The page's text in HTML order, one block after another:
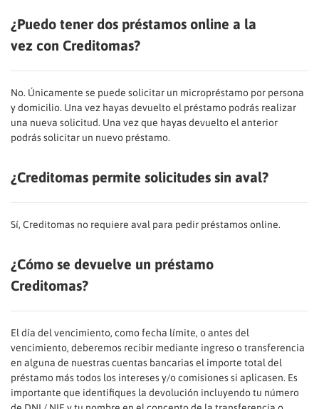
¿Puedo tener dos préstamos online a la
vez con Creditomas?
No. Únicamente se puede solicitar un micropréstamo por persona
y domicilio. Una vez hayas devuelto el préstamo podrás realizar
una nueva solicitud. Una vez que hayas devuelto el anterior
podrás solicitar un nuevo préstamo.
¿Creditomas permite solicitudes sin aval?
Sí, Creditomas no requiere aval para pedir préstamos online.
¿Cómo se devuelve un préstamo
Creditomas?
El día del vencimiento, como fecha límite, o antes del
vencimiento, deberemos recibir mediante ingreso o transferencia
en alguna de nuestras cuentas bancarias el importe total del
préstamo más todos los intereses y/o comisiones si aplicasen. Es
importante que identifiques la devolución incluyendo tu número